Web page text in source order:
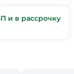
и в рассрочку